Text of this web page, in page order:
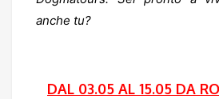
anche tu?
DAL 03.05 AL 15.05 DA